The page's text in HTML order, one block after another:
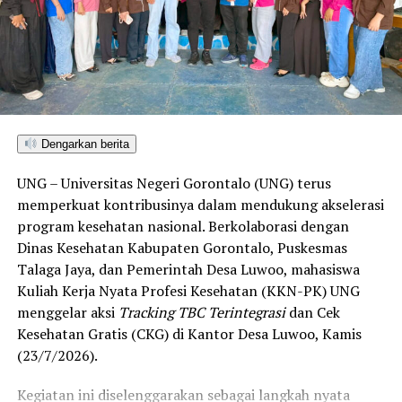
Sulawesi Utara. Skor ini melampaui target yang
ditetapkan dan mengantarkan Kota Gorontalo menjadi
satu-satunya daerah di wilayah tersebut yang
menembus kategori “Unggul”. Sementara kabupaten lain
di Gorontalo masih berada pada kategori “Berkembang”
tertinggi di kawasan SulutGo sebagaimana dipaparkan
dalam Rakorwil TPAKD,” ungkap Wawali Indra Gobel
usai kegiatan.
Indra menambahkan, skor IKAD ini membuktikan bahwa
tingkat keterjangkauan, pemanfaatan, serta inklusivitas
layanan keuangan bagi masyarakat di Kota Gorontalo
berada di posisi terdepan.
menjadi indikator kuat atas keberhasilan pemerintah
Dengarkan berita
UNG – Universitas Negeri Gorontalo (UNG) terus
memperkuat kontribusinya dalam mendukung akselerasi
program kesehatan nasional. Berkolaborasi dengan
Dinas Kesehatan Kabupaten Gorontalo, Puskesmas
Talaga Jaya, dan Pemerintah Desa Luwoo, mahasiswa
Kuliah Kerja Nyata Profesi Kesehatan (KKN-PK) UNG
menggelar aksi Tracking TBC Terintegrasidan Cek
Kesehatan Gratis (CKG) di Kantor Desa Luwoo, Kamis
(23/7/2026).
Kegiatan ini diselenggarakan sebagai langkah nyata